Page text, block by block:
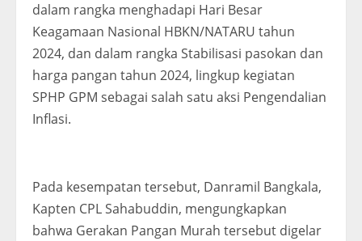
dalam rangka menghadapi Hari Besar
Keagamaan Nasional HBKN/NATARU tahun
2024, dan dalam rangka Stabilisasi pasokan dan
harga pangan tahun 2024, lingkup kegiatan
SPHP GPM sebagai salah satu aksi Pengendalian
Inflasi.
Pada kesempatan tersebut, Danramil Bangkala,
Kapten CPL Sahabuddin, mengungkapkan
bahwa Gerakan Pangan Murah tersebut digelar